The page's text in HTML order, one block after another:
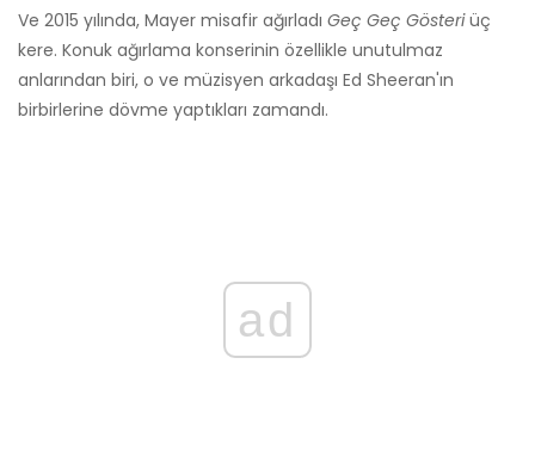
Ve 2015 yılında, Mayer misafir ağırladı Geç Geç Gösteriüç
kere. Konuk ağırlama konserinin özellikle unutulmaz
anlarından biri, o ve müzisyen arkadaşı Ed Sheeran'ın
birbirlerine dövme yaptıkları zamandı.
ad